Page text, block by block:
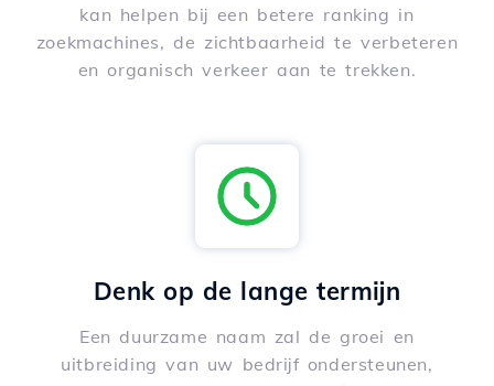
kan helpen bij een betere ranking in
zoekmachines, de zichtbaarheid te verbeteren
en organisch verkeer aan te trekken.
Denk op de lange termijn
Een duurzame naam zal de groei en
uitbreiding van uw bedrijf ondersteunen,